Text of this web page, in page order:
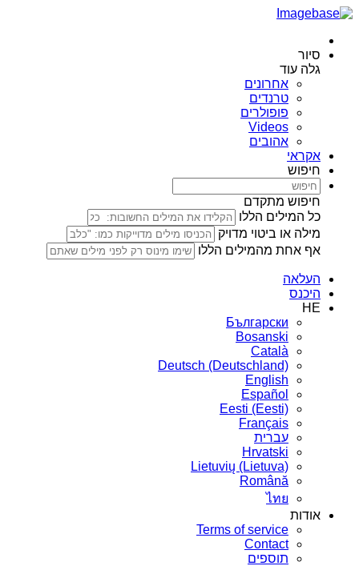
סיור
גלה עוד
אחרונים
טרנדים
פופולרים
Videos
אהובים
אקראי
חיפוש
חיפוש מתקדם
כל המילים הללו
מילה או ביטוי מדויק
אף אחת מהמילים הללו
העלאה
היכנס
HE
Български
Bosanski
Сatalà
Deutsch (Deutschland)
English
Español
Eesti (Eesti)
Français
עברית
Hrvatski
Lietuvių (Lietuva)
Română
ไทย
אודות
Terms of service
Contact
תוספים